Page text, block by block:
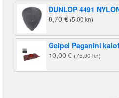
DUNLOP 4491
0,70 € (5,00 kn)
Geipel Paganini
10,00 € (75,00 kn)